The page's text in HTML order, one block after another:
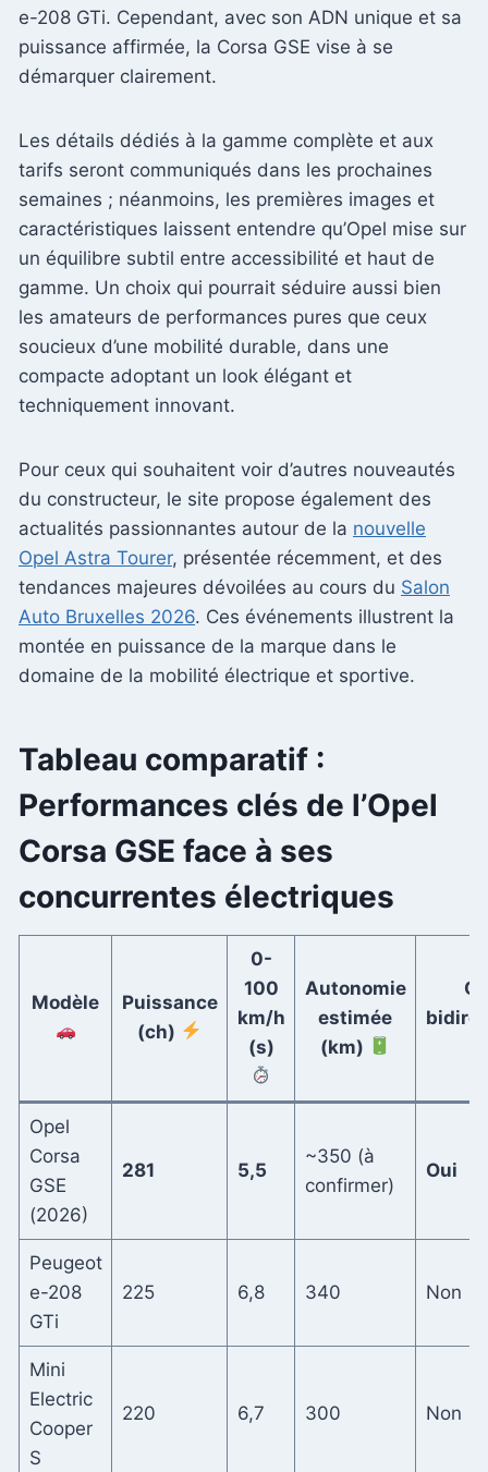
e-208 GTi. Cependant, avec son ADN unique et sa
puissance affirmée, la Corsa GSE vise à se
démarquer clairement.
Les détails dédiés à la gamme complète et aux
tarifs seront communiqués dans les prochaines
semaines ; néanmoins, les premières images et
caractéristiques laissent entendre qu’Opel mise sur
un équilibre subtil entre accessibilité et haut de
gamme. Un choix qui pourrait séduire aussi bien
les amateurs de performances pures que ceux
soucieux d’une mobilité durable, dans une
compacte adoptant un look élégant et
techniquement innovant.
Pour ceux qui souhaitent voir d’autres nouveautés
du constructeur, le site propose également des
actualités passionnantes autour de la nouvelle
Opel Astra Tourer, présentée récemment, et des
tendances majeures dévoilées au cours du Salon
Auto Bruxelles 2026. Ces événements illustrent la
montée en puissance de la marque dans le
domaine de la mobilité électrique et sportive.
Tableau comparatif :
Performances clés de l’Opel
Corsa GSE face à ses
concurrentes électriques
Modèle
Puissance
(ch)
0-
100
km/h
(s)
Autonomie
estimée
(km)
Opel
Corsa
GSE
(2026)
281 5,5
~350 (à
confirmer)
Oui
Peugeot
e-208
GTi
225 6,8 340 Non
Mini
Electric
Cooper
S
220 6,7 300 Non